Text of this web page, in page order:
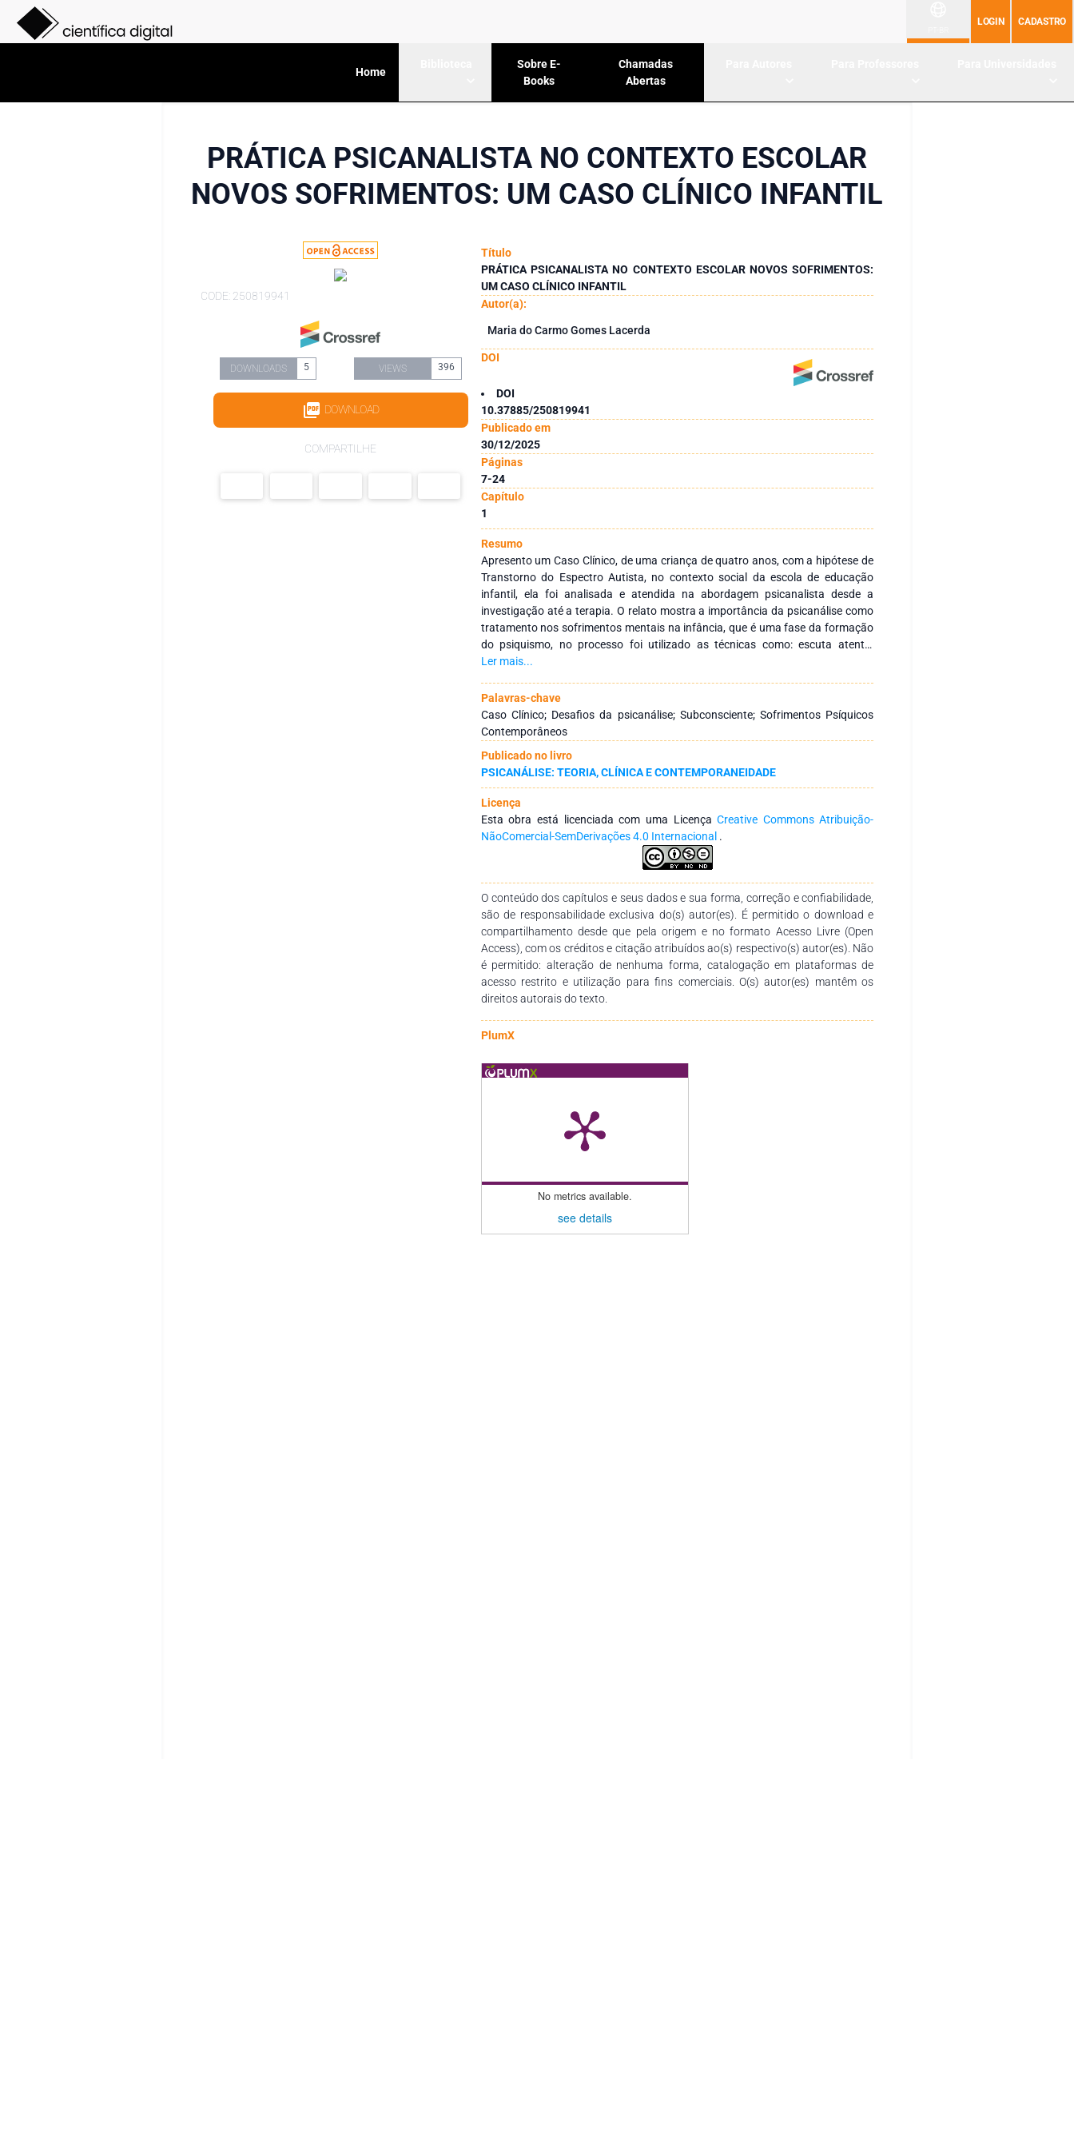
LOGIN CADASTRO
Home
Sobre E-
Books
Chamadas
Abertas
PRÁTICA PSICANALISTA NO CONTEXTO ESCOLAR
NOVOS SOFRIMENTOS: UM CASO CLÍNICO INFANTIL
CODE: 250819941
DOWNLOADS 5 VIEWS 396
DOWNLOAD
COMPARTILHE
Título
PRÁTICA PSICANALISTA NO CONTEXTO ESCOLAR NOVOS SOFRIMENTOS:
UM CASO CLÍNICO INFANTIL
Autor(a):
Maria do Carmo Gomes Lacerda
DOI
DOI
10.37885/250819941
Publicado em
30/12/2025
Páginas
7-24
Capítulo
1
Resumo
Apresento um Caso Clínico, de uma criança de quatro anos, com a hipótese de
Transtorno do Espectro Autista, no contexto social da escola de educação
infantil, ela foi analisada e atendida na abordagem psicanalista desde a
investigação até a terapia. O relato mostra a importância da psicanálise como
tratamento nos sofrimentos mentais na infância, que é uma fase da formação
do psiquismo, no processo foi utilizado as técnicas como: escuta atenta,
associação livre através do brincar, com jogos, encenações e desenhos, os
dilemas emocionais da atualidade, as psicopatologias contemporâneas, e os
transtornos que afetam milhões de brasileiros, o texto parte da anamnese com
a família incluindo a professora, na terapêuticas interventiva e interpretativa da
psicanálise, eu usei a pedagogia, neuro psicomotricidade e psicanálise
buscando inovar a clínica psicanalista na educação infantil, e criatividade com
escassez de brinquedos pedagógicos foi fundamental na comunicação pelos
símbolos. Nos três últimos capítulos faço uma escrita objetiva no segundo: A
clínica Psicanalista Infantil e Novos Sofrimentos; No terceiro Os Padrões do
inconsciente e o papel do brincar e no quarto: Estrutura dos Traumas Psíquicos
Emocionais na Infância. O trabalho pretende contribuir para a valorização da
psicanalise e do psicanalista na educação infantil para tratar, e no diagnóstico
da psicanalise na atualidade e creio que poderá contribuir com a discussão e
troca eficiente de ideias na análise dos novos sintomas de sofrimentos.
Ler mais...
Palavras-chave
Caso Clínico; Desafios da psicanálise; Subconsciente; Sofrimentos Psíquicos
Contemporâneos
Publicado no livro
PSICANÁLISE: TEORIA, CLÍNICA E CONTEMPORANEIDADE
Licença
Esta obra está licenciada com uma LicençaCreative Commons Atribuição-
NãoComercial-SemDerivações 4.0 Internacional .
O conteúdo dos capítulos e seus dados e sua forma, correção e confiabilidade,
são de responsabilidade exclusiva do(s) autor(es). É permitido o download e
compartilhamento desde que pela origem e no formato Acesso Livre (Open
Access), com os créditos e citação atribuídos ao(s) respectivo(s) autor(es). Não
é permitido: alteração de nenhuma forma, catalogação em plataformas de
acesso restrito e utilização para fins comerciais. O(s) autor(es) mantêm os
direitos autorais do texto.
PlumX
No metrics available.
see details